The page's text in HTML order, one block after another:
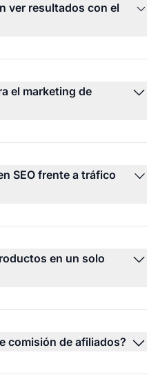
ver resultados con el
el marketing de
SEO frente a tráfico
en un solo
comisión de afiliados?